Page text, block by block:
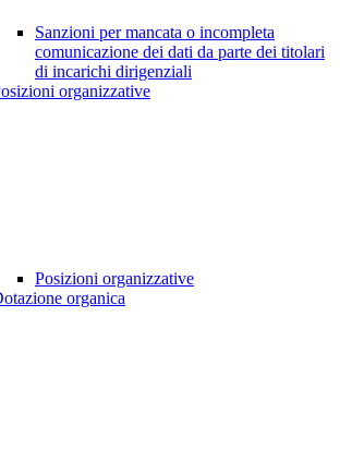
Sanzioni per mancata o incompleta
comunicazione dei dati da parte dei titolari
di incarichi dirigenziali
organizzative
Posizioni organizzative
organica